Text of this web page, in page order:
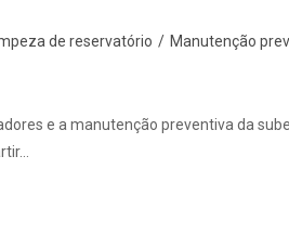
de reservatório / Manutenção
e a manutenção preventiva da